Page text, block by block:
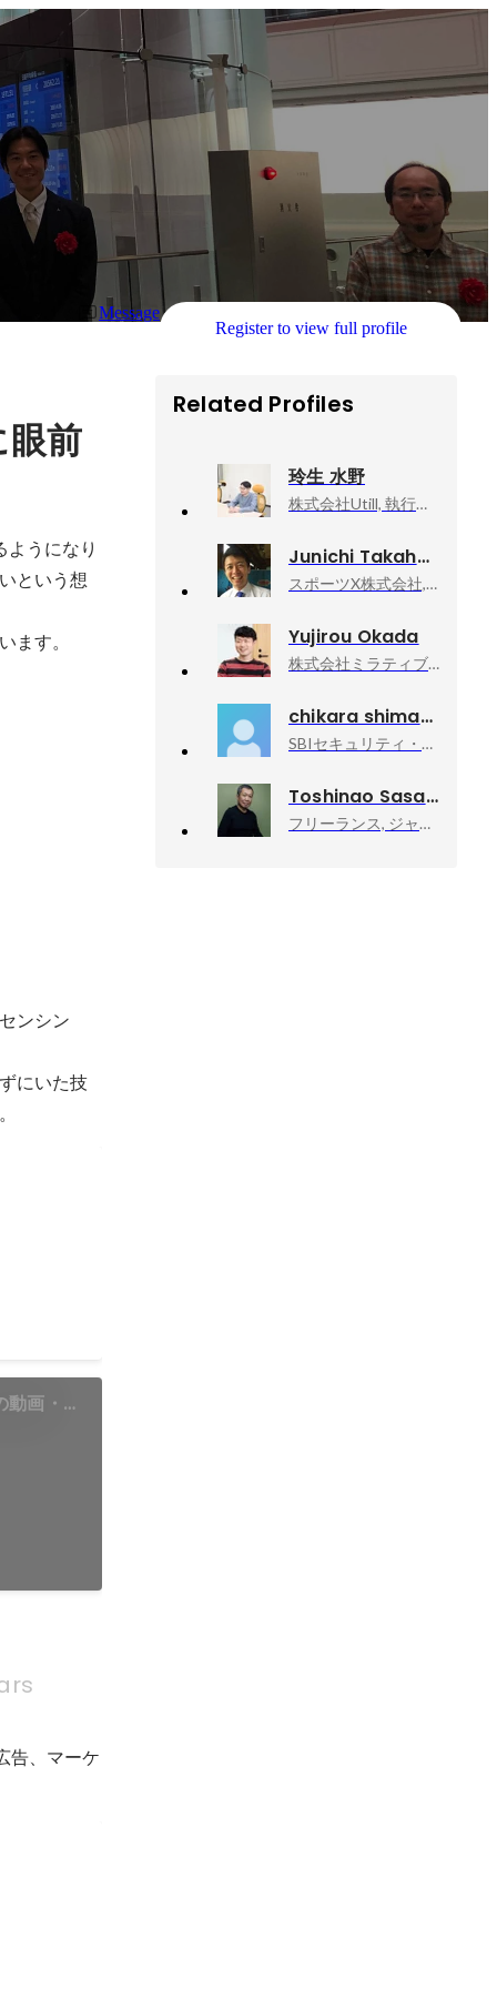
Message
Register to view full profile
前
うになり
という想
ます。
ンシン
にいた技
画・音
告、マーケ
Related Profiles
玲生 水野
株式会社Utill, 執行役員
Junichi Takahashi
スポーツX株式会社, 執行役員
Yujirou Okada
株式会社ミラティブ, 執行役員 ミラティブ事業本部長
chikara shimada
SBIセキュリティ・ソリューションズ株式会社, ビジネスデベロップメント PMM／PO
Toshinao Sasaki
フリーランス, ジャーナリスト・作家